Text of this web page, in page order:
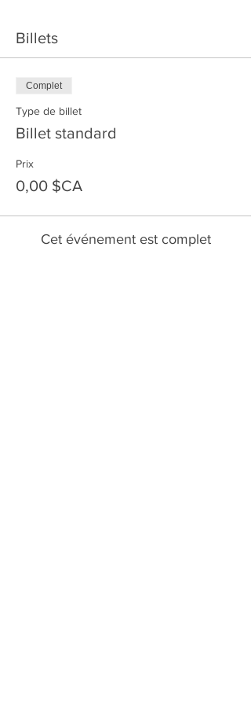
Billets
Complet
Type de billet
Billet standard
Prix
0,00 $CA
Cet événement est complet